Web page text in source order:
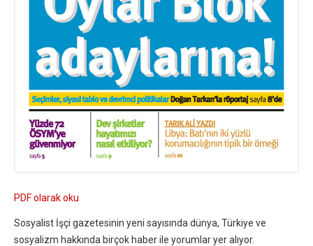
PDF olarak oku
Sosyalist İşçi gazetesinin yeni sayısında dünya, Türkiye ve
sosyalizm hakkında birçok haber ile yorumlar yer alıyor.